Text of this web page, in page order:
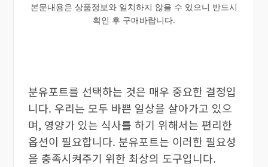
본문내용은 상품정보와 일치하지 않을 수 있으니 반드시
확인 후 구매바랍니다.
분유포트를 선택하는 것은 매우 중요한 결정입
니다. 우리는 모두 바쁜 일상을 살아가고 있으
며, 영양가 있는 식사를 하기 위해서는 편리한
옵션이 필요합니다. 분유포트는 이러한 필요성
을 충족시켜주기 위한 최상의 도구입니다.